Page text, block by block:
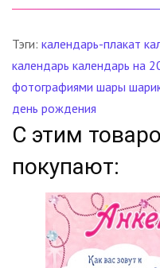
Тэги: календарь-плакат
календарь календарь на
фотографиями шары
день рождения
С этим
покупают: